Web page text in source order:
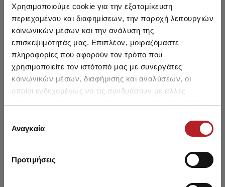
Χρησιμοποιούμε cookie για την εξατομίκευση
περιεχομένου και διαφημίσεων, την παροχή λειτουργιών
κοινωνικών μέσων και την ανάλυση της
επισκεψιμότητάς μας. Επιπλέον, μοιραζόμαστε
πληροφορίες που αφορούν τον τρόπο που
χρησιμοποιείτε τον ιστότοπό μας με συνεργάτες
κοινωνικών μέσων, διαφήμισης και αναλύσεων, οι
οποίοι ενδεχομένως να τις συνδυάσουν με άλλες
των υπηρεσιών τους.
συγκατάθεσης
Αναγκαία
Προτιμήσεις
Printed Boys' Swimwear
12,45 €